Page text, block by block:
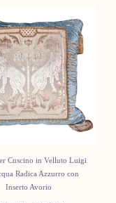
Cuscino in Velluto Luigi
Radica Azzurro con
Inserto Avorio